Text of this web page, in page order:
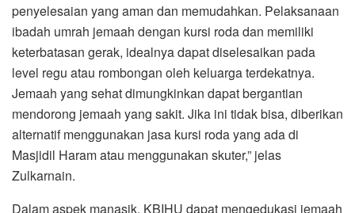
penyelesaian yang aman dan memudahkan. Pelaksanaan
ibadah umrah jemaah dengan kursi roda dan memiliki
keterbatasan gerak, idealnya dapat diselesaikan pada
level regu atau rombongan oleh keluarga terdekatnya.
Jemaah yang sehat dimungkinkan dapat bergantian
mendorong jemaah yang sakit. Jika ini tidak bisa, diberikan
alternatif menggunakan jasa kursi roda yang ada di
Masjidil Haram atau menggunakan skuter,” jelas
Zulkarnain.
Dalam aspek manasik, KBIHU dapat mengedukasi jemaah